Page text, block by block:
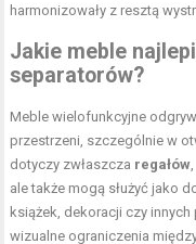
harmonizowały z resztą
Jakie meble
separatorów?
Meble wielofunkcyjne
przestrzeni, szczególnie w
dotyczy zwłaszcza regałów
ale także mogą służyć jako
książek, dekoracji czy
wizualne ograniczenia